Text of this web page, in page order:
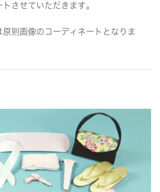
させていただきます。
則画像のコーディネートとなりま